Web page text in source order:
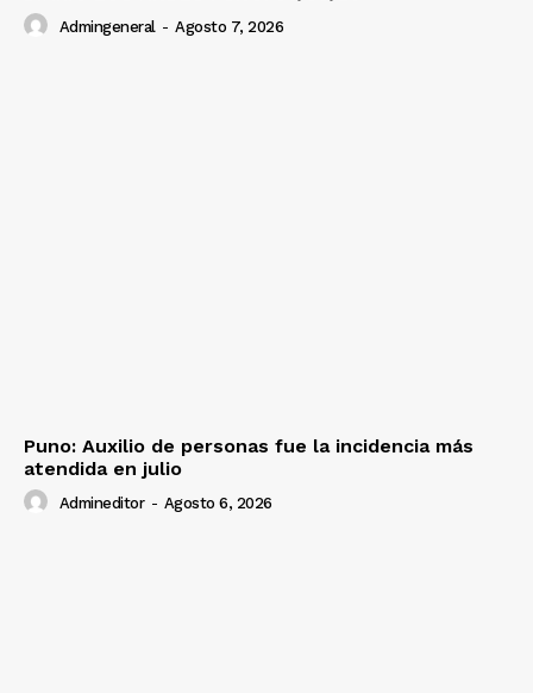
Admingeneral - Agosto 7, 2026
Puno: Auxilio de personas fue la incidencia más
atendida en julio
Admineditor - Agosto 6, 2026